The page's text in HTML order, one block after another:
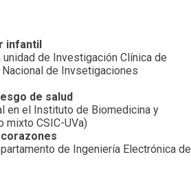
infantil
de Investigación Clínica de
de Invsetigaciones
de salud
en el Instituto de Biomedicina y
mixto CSIC-UVa)
de Ingeniería Electrónica de